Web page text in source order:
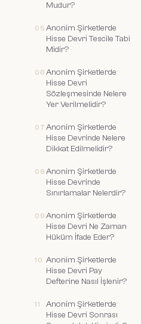
Mudur?
Anonim Şirketlerde
Hisse Devri Tescile Tabi
Midir?
Anonim Şirketlerde
Hisse Devri
Sözleşmesinde Nelere
Yer Verilmelidir?
Anonim Şirketlerde
Hisse Devrinde Nelere
Dikkat Edilmelidir?
Anonim Şirketlerde
Hisse Devrinde
Sınırlamalar Nelerdir?
Anonim Şirketlerde
Hisse Devri Ne Zaman
Hüküm İfade Eder?
Anonim Şirketlerde
Hisse Devri Pay
Defterine Nasıl İşlenir?
Anonim Şirketlerde
Hisse Devri Sonrası